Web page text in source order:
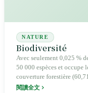
NATURE
Biodiversité
Avec seulement 0,025 %
50 000 espèces et occupe
couverture forestière
閱讀全文